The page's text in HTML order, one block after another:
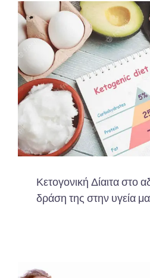
Κετογονική Δίαιτα στο
δράση της στην υγεία